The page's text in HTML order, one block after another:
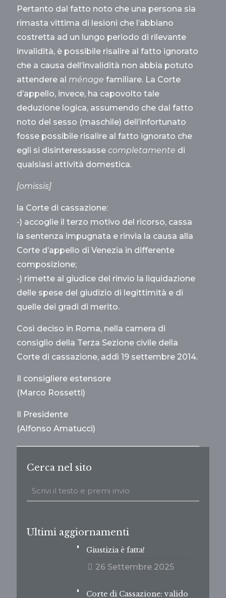
Pertanto dal fatto noto che una persona sia
rimasta vittima di lesioni che l’abbiano
costretta ad un lungo periodo di rilevante
invalidità, è possibile risalire al fatto ignorato
che a causa dell’invalidità non abbia potuto
attendere al ménage familiare. La Corte
d’appello, invece, ha capovolto tale
deduzione logica, assumendo che dal fatto
noto del sesso (maschile) dell’infortunato
fosse possibile risalire al fatto ignorato che
egli si disinteressasse completamente di
qualsiasi attività domestica.
[omissis]
la Corte di cassazione:
-) accoglie il terzo motivo del ricorso, cassa
la sentenza impugnata e rinvia la causa alla
Corte d’appello di Venezia in differente
composizione;
-) rimette al giudice del rinvio la liquidazione
delle spese del giudizio di legittimità e di
quelle dei gradi di merito.
Così deciso in Roma, nella camera di
consiglio della Terza Sezione civile della
Corte di cassazione, addì 19 settembre 2014.
Il consigliere estensore
(Marco Rossetti)
Il Presidente
(Alfonso Amatucci)
Cerca nel sito
Ultimi aggiornamenti
Giustizia è fatta!
26 Settembre 2025
Corte di Cassazione: valido